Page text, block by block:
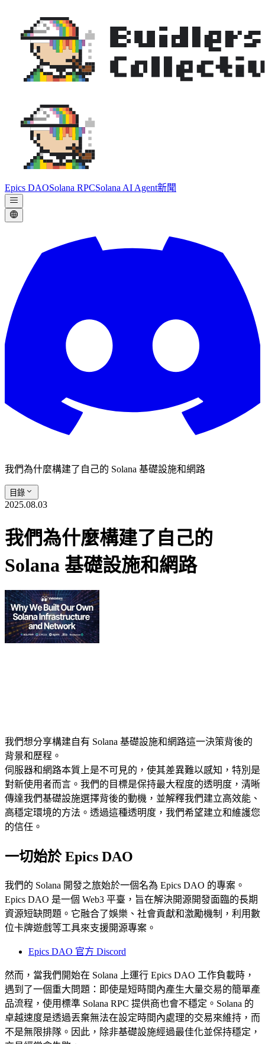
Epics DAOSolana RPCSolana AI Agent新聞
我們為什麼構建了自己的 Solana 基礎設施和網路
目錄
2025.08.03
我們為什麼構建了自己的
Solana 基礎設施和網路
我們想分享構建自有 Solana 基礎設施和網路這一決策背後的
背景和歷程。
伺服器和網路本質上是不可見的，使其差異難以感知，特別是
對新使用者而言。我們的目標是保持最大程度的透明度，清晰
傳達我們基礎設施選擇背後的動機，並解釋我們建立高效能、
高穩定環境的方法。透過這種透明度，我們希望建立和維護您
的信任。
一切始於 Epics DAO
我們的 Solana 開發之旅始於一個名為 Epics DAO 的專案。
Epics DAO 是一個 Web3 平臺，旨在解決開源開發面臨的長期
資源短缺問題。它融合了娛樂、社會貢獻和激勵機制，利用數
位卡牌遊戲等工具來支援開源專案。
Epics DAO 官方 Discord
然而，當我們開始在 Solana 上運行 Epics DAO 工作負載時，
遇到了一個重大問題：即使是短時間內產生大量交易的簡單產
品流程，使用標準 Solana RPC 提供商也會不穩定。Solana 的
卓越速度是透過丟棄無法在設定時間內處理的交易來維持，而
不是無限排隊。因此，除非基礎設施經過最佳化並保持穩定，